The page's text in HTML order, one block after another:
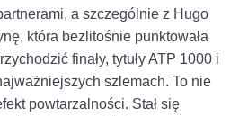
a szczególnie z Hugo
która bezlitośnie punktowała
finały, tytuły ATP 1000 i
szlemach. To nie
powtarzalności. Stał się